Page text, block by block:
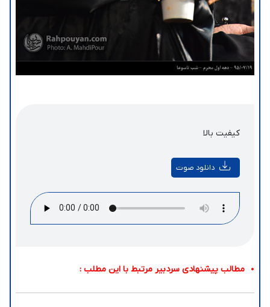
کیفیت بالا
دانلود صوت
مطالب پیشنهادی سردبیر مرتبط با این مطلب :